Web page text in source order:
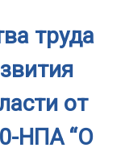
труда
от
НПА “О